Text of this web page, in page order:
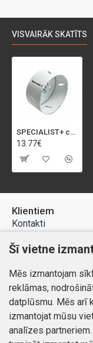
VISVAIRĀK SKATĪTS
SPECIALIST+ caurumu zāģis BI-METAL, 92 mm
13.77€
Klientiem
Kontakti
Preču atgriešana
Mans profils
Pasūtījumi
Šī vietne
Mēs izmantojam
reklāmas,
datplūsmu. Mēs arī
izmantojat mūsu
analīzes